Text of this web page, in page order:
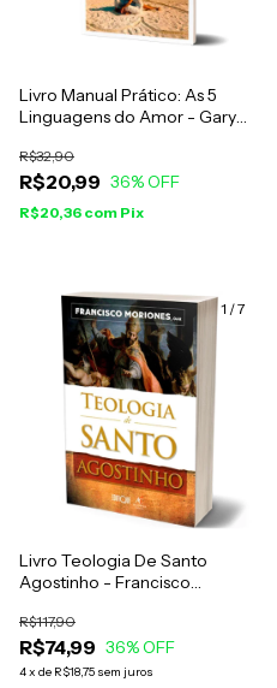
Livro Manual Prático: As 5
Linguagens do Amor - Gary
R$20,99
R$32,90
36% OFF
R$20,36 com Pix
1 /7
Livro Teologia De Santo
Agostinho - Francisco
R$74,99
R$117,90
36% OFF
4x de R$18,75 sem juros